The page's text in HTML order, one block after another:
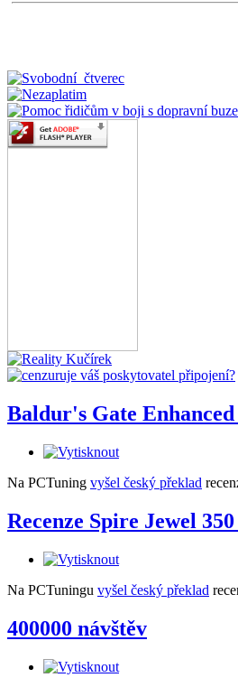
Baldur's Gate
Na PCTuning vyšel český překlad
Recenze Spire Jewel
Na PCTuningu vyšel český překlad
400000 návštěv